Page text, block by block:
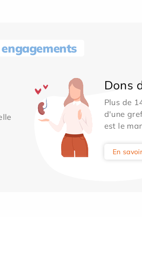
Dons
Plus de
d'une
est le
En